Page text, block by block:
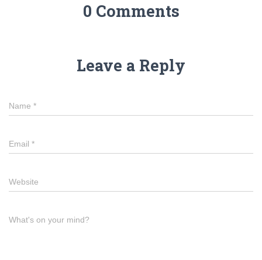
0 Comments
Leave a Reply
Name *
Email *
Website
What's on your mind?